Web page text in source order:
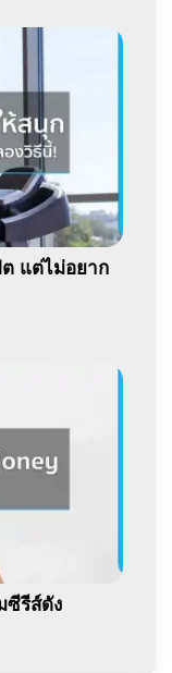
ต แต่ไม่อยาก
ซีรีส์ดัง